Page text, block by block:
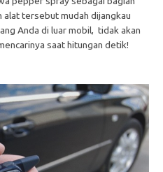
tersebut mudah dijangkau
Anda di luar mobil, tidak akan
saat hitungan detik!